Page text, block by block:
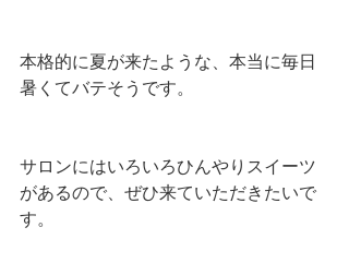
本格的に夏が来たような、本当に毎日
暑くてバテそうです。
サロンにはいろいろひんやりスイーツ
があるので、ぜひ来ていただきたいで
す。